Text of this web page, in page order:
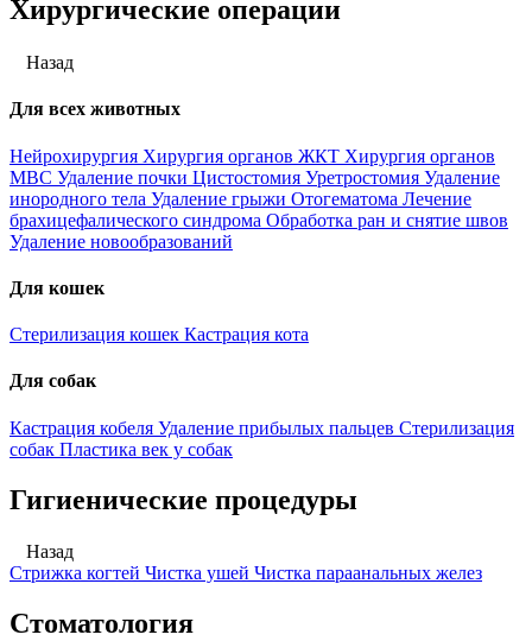
Хирургические операции
Назад
Для всех животных
Нейрохирургия Хирургия органов ЖКТ Хирургия органов
МВС Удаление почки Цистостомия Уретростомия Удаление
инородного тела Удаление грыжи Отогематома Лечение
брахицефалического синдрома Обработка ран и снятие швов
Удаление новообразований
Для кошек
Стерилизация кошек Кастрация кота
Для собак
Кастрация кобеля Удаление прибылых пальцев Стерилизация
собак Пластика век у собак
Гигиенические процедуры
Назад
Стрижка когтей Чистка ушей Чистка параанальных желез
Стоматология